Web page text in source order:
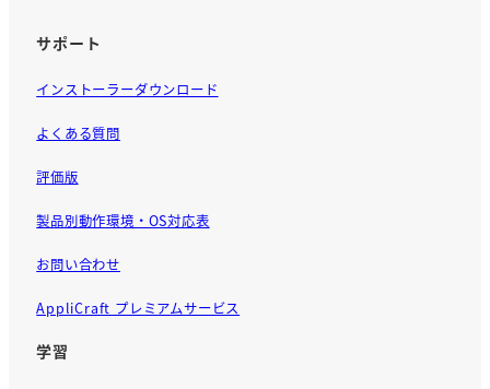
サポート
インストーラーダウンロード
よくある質問
評価版
製品別動作環境・OS対応表
お問い合わせ
AppliCraft プレミアムサービス
学習